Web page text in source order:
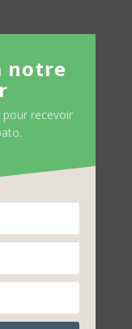
notre
recevoir